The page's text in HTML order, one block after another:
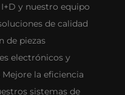
y nuestro equipo
de calidad
de piezas
electrónicos y
la eficiencia
sistemas de